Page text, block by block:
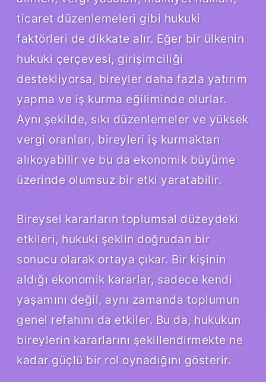
ticaret düzenlemeleri gibi hukuki
faktörleri de dikkate alır. Eğer bir ülkenin
hukuki çerçevesi, girişimciliği
destekliyorsa, bireyler daha fazla yatırım
yapma ve iş kurma eğiliminde olurlar.
Aynı şekilde, sıkı düzenlemeler ve yüksek
vergi oranları, bireyleri iş kurmaktan
alıkoyabilir ve bu da ekonomik büyüme
üzerinde olumsuz bir etki yaratabilir.
Bireysel kararların toplumsal düzeydeki
etkileri, hukuki şeklin doğrudan bir
sonucu olarak ortaya çıkar. Bir kişinin
aldığı ekonomik kararlar, sadece kendi
yaşamını değil, aynı zamanda toplumun
genel refahını da etkiler. Bu da, hukukun
bireylerin kararlarını şekillendirmekte ne
kadar güçlü bir rol oynadığını gösterir.